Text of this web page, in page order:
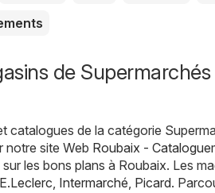
de Supermarchés
catalogues de la catégorie
notre site Web Roubaix -
les bons plans à Roubaix. Les
E.Leclerc Intermarché Picard.